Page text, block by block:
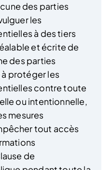
des parties
les
à des tiers
et écrite de
des parties
protéger les
contre toute
ou intentionnelle,
mesures
tout accès
de